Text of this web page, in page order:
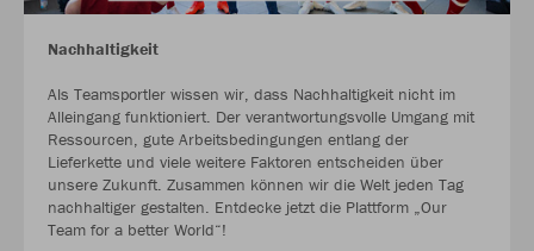
Nachhaltigkeit
Als Teamsportler wissen wir, dass Nachhaltigkeit nicht im
Alleingang funktioniert. Der verantwortungsvolle Umgang mit
Ressourcen, gute Arbeitsbedingungen entlang der
Lieferkette und viele weitere Faktoren entscheiden über
unsere Zukunft. Zusammen können wir die Welt jeden Tag
nachhaltiger gestalten. Entdecke jetzt die Plattform „Our
Team for a better World“!